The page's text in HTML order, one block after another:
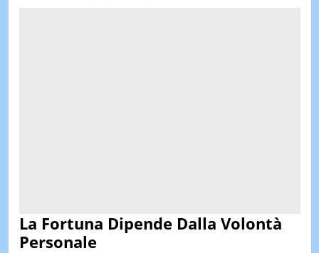
La Fortuna Dipende Dalla Volontà
Personale